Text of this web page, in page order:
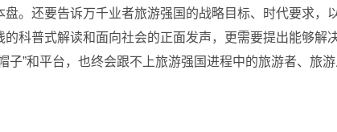
。 还要告诉万千业者旅游强国的战略目标、时代要求，
科普式解读和面向社会的正面发声，更需要提出能够解
”和平台，也终会跟不上旅游强国进程中的旅游者、旅